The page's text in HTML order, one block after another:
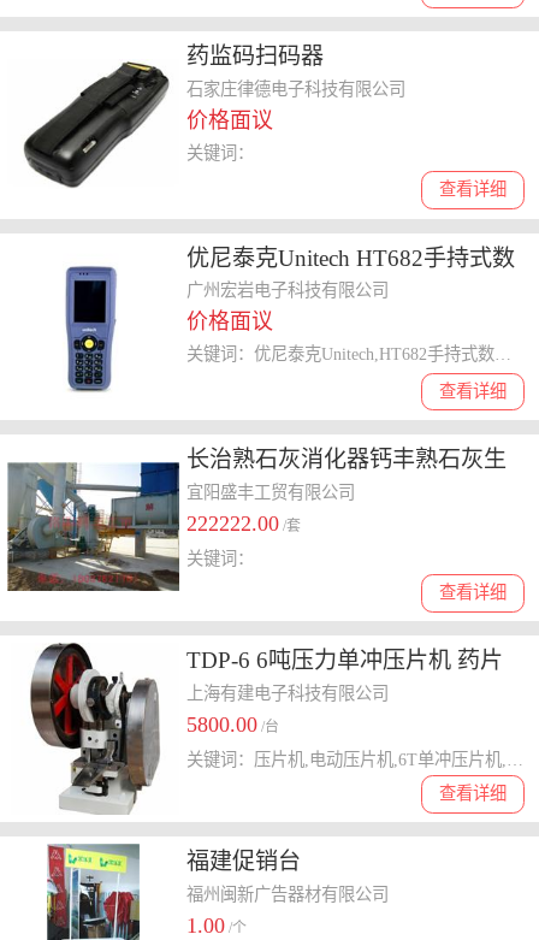
药监码扫码器
石家庄律德电子科技有限公司
价格面议
查看详细
关键词：
优尼泰克Unitech HT682手持式数
据采集器
广州宏岩电子科技有限公司
价格面议
查看详细
关键词：优尼泰克Unitech,HT682手持式数据采集器,条码数据采集器价格,手持式条码数据采集器,HT682,数据采集器
长治熟石灰消化器钙丰熟石灰生
产线生产工艺
宜阳盛丰工贸有限公司
222222.00 /套
查看详细
关键词：
TDP-6 6吨压力单冲压片机 药片
机 干粉/中草药压片机 小型台式
压片机
上海有建电子科技有限公司
5800.00 /台
查看详细
福建促销台
福州闽新广告器材有限公司
1.00 /个